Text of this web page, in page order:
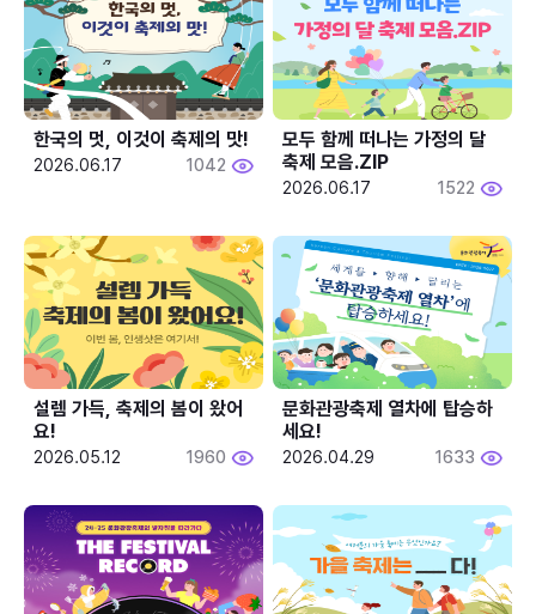
한국의 멋, 이것이 축제의 맛!
2026.06.17 1042
모두 함께 떠나는 가정의 달
축제 모음.ZIP
2026.06.17 1522
설렘 가득, 축제의 봄이 왔어
요!
2026.05.12 1960
문화관광축제 열차에 탑승하
세요!
2026.04.29 1633